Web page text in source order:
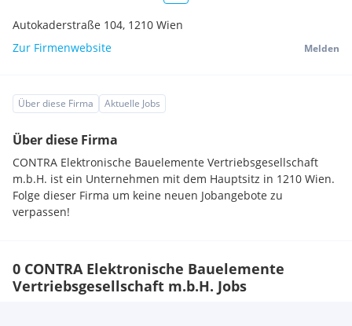
Autokaderstraße 104, 1210 Wien
Zur Firmenwebsite
Melden
Über diese Firma Aktuelle Jobs
Über diese Firma
CONTRA Elektronische Bauelemente Vertriebsgesellschaft
m.b.H. ist ein Unternehmen mit dem Hauptsitz in 1210 Wien.
Folge dieser Firma um keine neuen Jobangebote zu
verpassen!
0 CONTRA Elektronische Bauelemente
Vertriebsgesellschaft m.b.H. Jobs